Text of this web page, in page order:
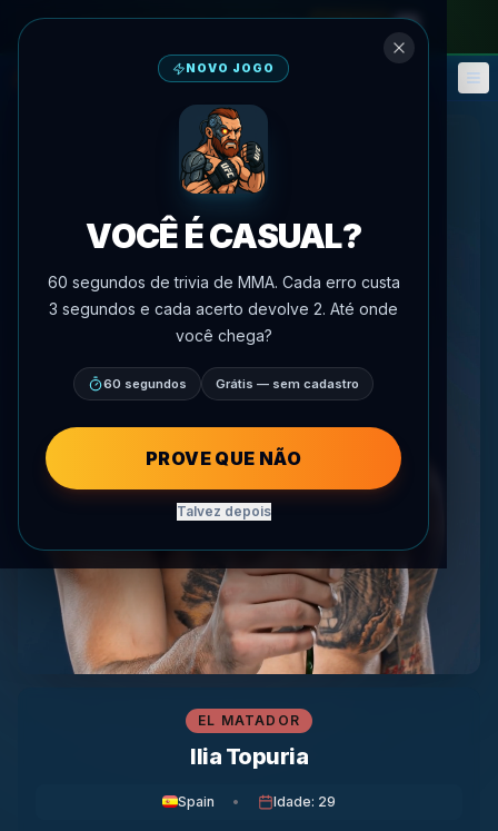
🎮 Fantasy Eventos
EL MATADOR
Ilia Topuria
Spain • Idade: 29
NOVO JOGO
VOCÊ É CASUAL?
60 segundos de trivia de MMA. Cada erro custa
3 segundos e cada acerto devolve 2. Até onde
você chega?
60 segundos Grátis — sem cadastro
PROVE QUE NÃO
Talvez depois